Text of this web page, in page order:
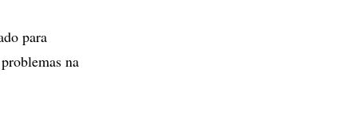
para
na